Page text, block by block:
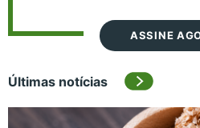
ASSINE
Últimas notícias